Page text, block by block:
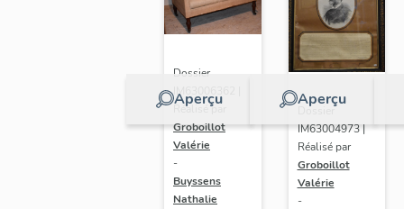
Aperçu
Dossier
IM63006362 |
Réalisé par
Groboillot
Valérie
-
Buyssens
Nathalie
Aperçu
Dossier
IM63004973 |
Réalisé par
Groboillot
Valérie
-